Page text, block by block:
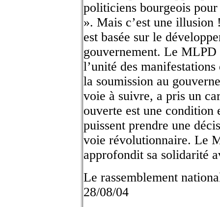
politiciens bourgeois
». Mais c’est une
est basée sur le
gouvernement. Le MLPD
l’unité des
la soumission au
voie à suivre, a pris un
ouverte est une condition
puissent prendre une
voie révolutionnaire. Le
approfondit sa solidarité
Le rassemblement
28/08/04